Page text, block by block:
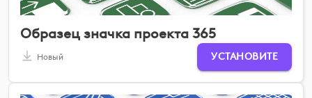
Образец значка проекта 365
Новый УСТАНОВИТЕ